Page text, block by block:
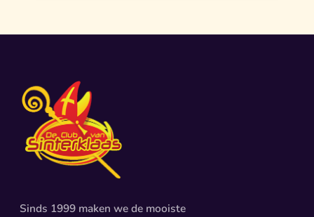
Sinds 1999 maken we de mooiste